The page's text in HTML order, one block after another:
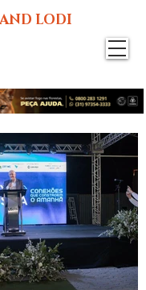
LODI